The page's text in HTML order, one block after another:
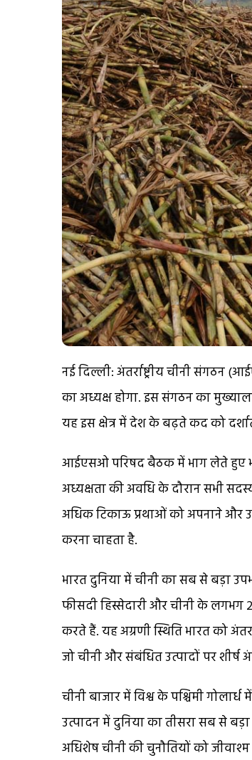
नई दिल्ली: अंतर्राष्ट्रीय चीनी
का अध्यक्ष होगा. इस संगठन का
यह इस क्षेत्र में देश के बढ़ते कद को
आईएसओ परिषद बैठक में भाग लेते हुए
अध्यक्षता की अवधि के दौरान सभी
अधिक टिकाऊ प्रथाओं को अपनाने और
करना चाहता है.
भारत दुनिया में चीनी का सब से बड़ा
फीसदी हिस्सेदारी और चीनी के लगभग
करते हैं. यह अग्रणी स्थिति भारत को
जो चीनी और संबंधित उत्पादों पर शीर्ष
चीनी बाजार में विश्व के पश्चिमी
उत्पादन में दुनिया का तीसरा सब से
अधिशेष चीनी की चुनौतियों को